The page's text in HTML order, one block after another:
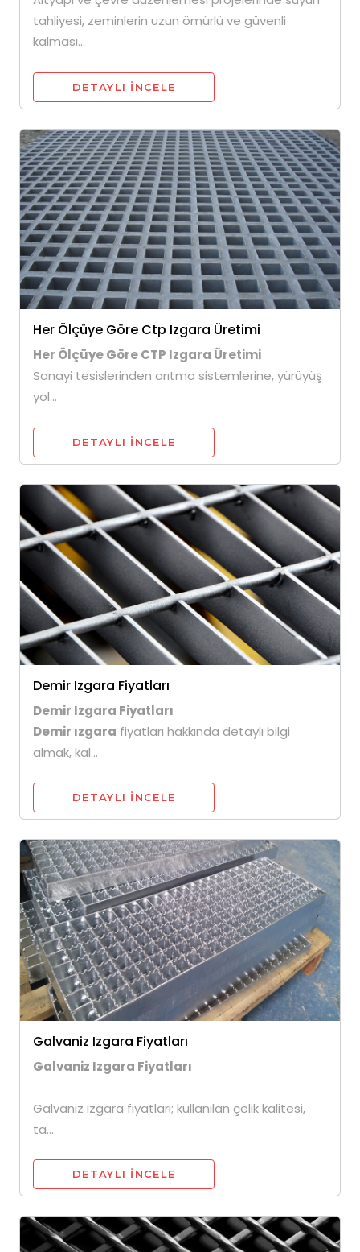
tahliyesi, zeminlerin uzun ömürlü ve güvenli
kalması...
DETAYLI INCELE
Her Ölçüye Göre Ctp Izgara Üretimi
Her Ölçüye Göre CTP Izgara Üretimi
Sanayi tesislerinden arıtma sistemlerine, yürüyüş
yol...
DETAYLI INCELE
Demir Izgara Fiyatları
Demir Izgara Fiyatları
Demir ızgara fiyatları hakkında detaylı bilgi
almak, kal...
DETAYLI INCELE
Galvaniz Izgara Fiyatları
Galvaniz Izgara Fiyatları
Galvaniz ızgara fiyatları; kullanılan çelik kalitesi,
ta...
DETAYLI INCELE